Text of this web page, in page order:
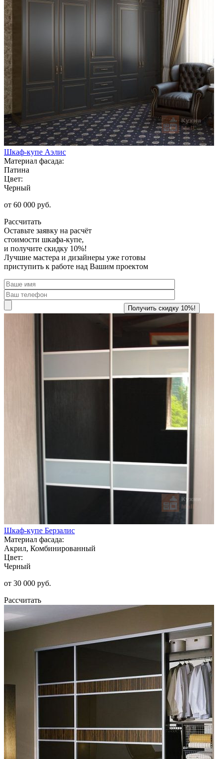
Шкаф-купе Аэлис
Материал фасада:
Патина
Цвет:
Черный
от 60 000 руб.
Рассчитать
Оставьте заявку на расчёт
стоимости шкафа-купе,
и получите скидку 10%!
Лучшие мастера и дизайнеры уже готовы
приступить к работе над Вашим проектом
Шкаф-купе Берзалис
Материал фасада:
Акрил, Комбинированный
Цвет:
Черный
от 30 000 руб.
Рассчитать